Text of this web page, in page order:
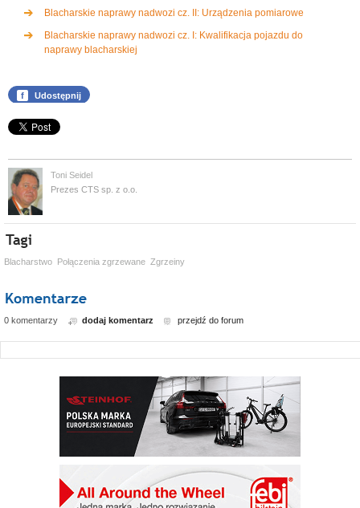
Blacharskie naprawy nadwozi cz. II: Urządzenia pomiarowe
Blacharskie naprawy nadwozi cz. I: Kwalifikacja pojazdu do
naprawy blacharskiej
f Udostępnij
Toni Seidel
Prezes CTS sp. z o.o.
Blacharstwo Połączenia zgrzewane Zgrzeiny
0 komentarzy dodaj komentarz przejdź do forum